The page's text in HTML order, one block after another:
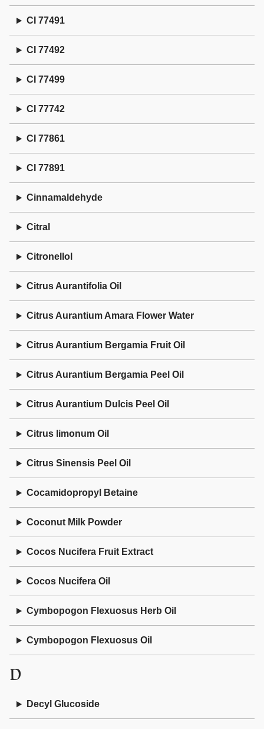
CI 77491
CI 77492
CI 77499
CI 77742
CI 77861
CI 77891
Cinnamaldehyde
Citral
Citronellol
Citrus Aurantifolia Oil
Citrus Aurantium Amara Flower Water
Citrus Aurantium Bergamia Fruit Oil
Citrus Aurantium Bergamia Peel Oil
Citrus Aurantium Dulcis Peel Oil
Citrus limonum Oil
Citrus Sinensis Peel Oil
Cocamidopropyl Betaine
Coconut Milk Powder
Cocos Nucifera Fruit Extract
Cocos Nucifera Oil
Cymbopogon Flexuosus Herb Oil
Cymbopogon Flexuosus Oil
D
Decyl Glucoside